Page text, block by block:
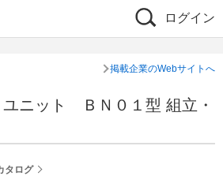
ログイン
掲載企業のWebサイトへ
ニット ＢＮ０１型 組立・
タログ